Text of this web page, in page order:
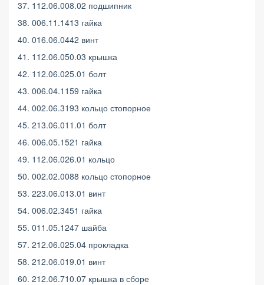
37. 112.06.008.02 подшипник
38. 006.11.1413 гайка
40. 016.06.0442 винт
41. 112.06.050.03 крышка
42. 112.06.025.01 болт
43. 006.04.1159 гайка
44. 002.06.3193 кольцо стопорное
45. 213.06.011.01 болт
46. 006.05.1521 гайка
49. 112.06.026.01 кольцо
50. 002.02.0088 кольцо стопорное
53. 223.06.013.01 винт
54. 006.02.3451 гайка
55. 011.05.1247 шайба
57. 212.06.025.04 прокладка
58. 212.06.019.01 винт
60. 212.06.710.07 крышка в сборе